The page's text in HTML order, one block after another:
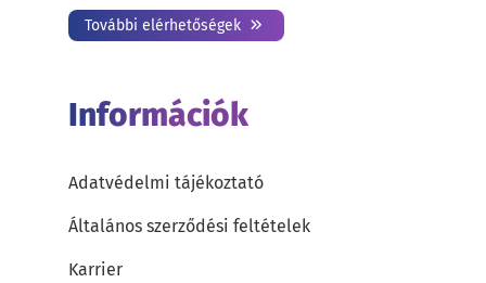
További elérhetőségek
Információk
Adatvédelmi tájékoztató
Általános szerződési feltételek
Karrier